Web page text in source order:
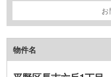
物件名